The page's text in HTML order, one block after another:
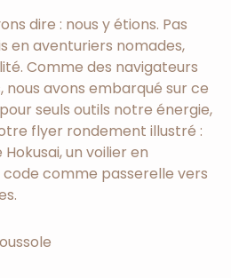
dire : nous y étions. Pas
en aventuriers nomades,
Comme des navigateurs
avons embarqué sur ce
seuls outils notre énergie,
flyer rondement illustré :
un voilier en
comme passerelle vers